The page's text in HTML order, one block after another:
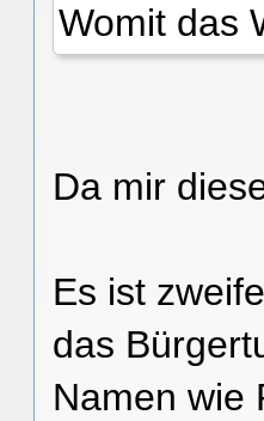
Womit das
Da mir
Es ist
das
Namen wie